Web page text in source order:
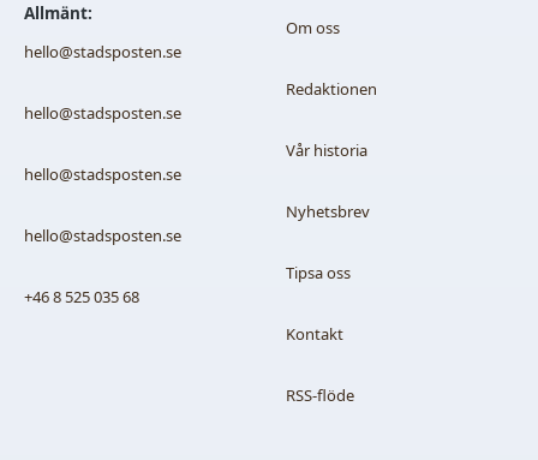
Allmänt:
hello@stadsposten.se
hello@stadsposten.se
hello@stadsposten.se
hello@stadsposten.se
+46 8 525 035 68
Om oss
Redaktionen
Vår historia
Nyhetsbrev
Tipsa oss
Kontakt
RSS-flöde